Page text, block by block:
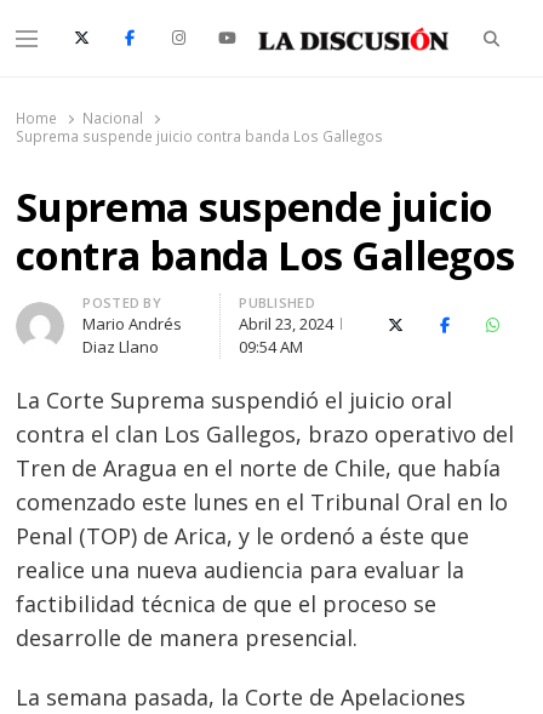
Menu
Home
Nacional
Suprema suspende juicio contra banda Los Gallegos
Suprema suspende juicio
contra banda Los Gallegos
Author
POSTED BY
Mario Andrés
Diaz Llano
PUBLISHED
Abril 23, 2024
09:54 AM
X (Twitter)Facebook
La Corte Suprema suspendió el juicio oral
contra el clan Los Gallegos, brazo operativo del
Tren de Aragua en el norte de Chile, que había
comenzado este lunes en el Tribunal Oral en lo
Penal (TOP) de Arica, y le ordenó a éste que
realice una nueva audiencia para evaluar la
factibilidad técnica de que el proceso se
desarrolle de manera presencial.
La semana pasada, la Corte de Apelaciones